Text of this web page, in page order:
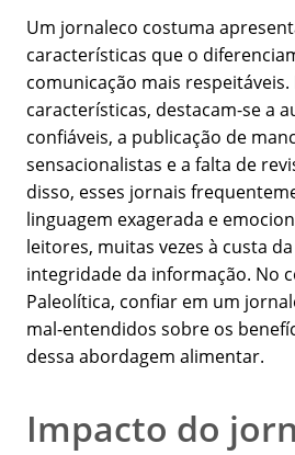
Um jornaleco costuma
características que o
comunicação mais respeitáveis.
características, destacam-se a
confiáveis, a publicação de
sensacionalistas e a falta de
disso, esses jornais
linguagem exagerada e
leitores, muitas vezes à custa
integridade da informação. No
Paleolítica, confiar em um
mal-entendidos sobre os
dessa abordagem alimentar.
Impacto do